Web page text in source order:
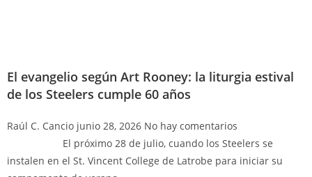
El evangelio según Art Rooney: la liturgia estival
de los Steelers cumple 60 años
Raúl C. Cancio junio 28, 2026 No hay comentarios
El próximo 28 de julio, cuando los Steelers se
instalen en el St. Vincent College de Latrobe para iniciar su